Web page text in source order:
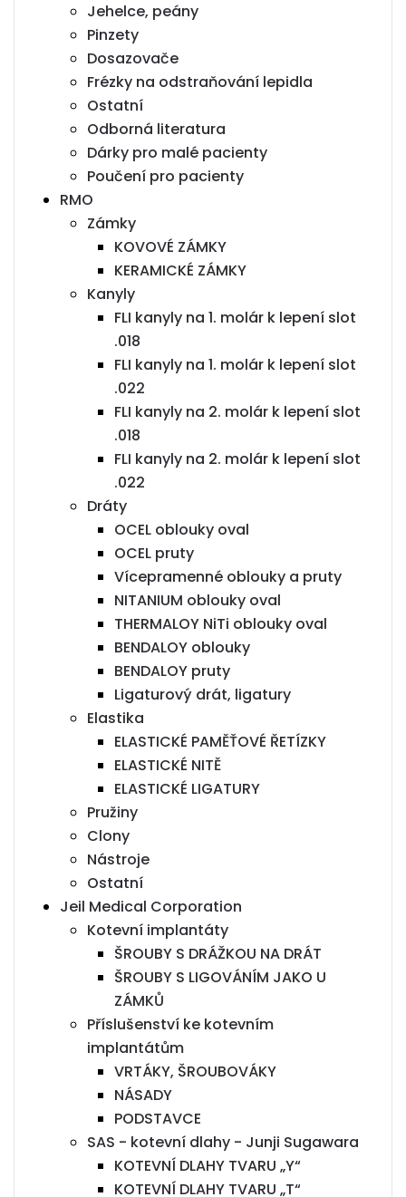
Jehelce, peány
Pinzety
Dosazovače
Frézky na odstraňování lepidla
Ostatní
Odborná literatura
Dárky pro malé pacienty
Poučení pro pacienty
RMO
Zámky
KOVOVÉ ZÁMKY
KERAMICKÉ ZÁMKY
Kanyly
FLI kanyly na 1. molár k lepení slot
.018
FLI kanyly na 1. molár k lepení slot
.022
FLI kanyly na 2. molár k lepení slot
.018
FLI kanyly na 2. molár k lepení slot
.022
Dráty
OCEL oblouky oval
OCEL pruty
Vícepramenné oblouky a pruty
NITANIUM oblouky oval
THERMALOY NiTi oblouky oval
BENDALOY oblouky
BENDALOY pruty
Ligaturový drát, ligatury
Elastika
ELASTICKÉ PAMĚŤOVÉ ŘETÍZKY
ELASTICKÉ NITĚ
ELASTICKÉ LIGATURY
Pružiny
Clony
Nástroje
Ostatní
Jeil Medical Corporation
Kotevní implantáty
ŠROUBY S DRÁŽKOU NA DRÁT
ŠROUBY S LIGOVÁNÍM JAKO U
ZÁMKŮ
Příslušenství ke kotevním
implantátům
VRTÁKY, ŠROUBOVÁKY
NÁSADY
PODSTAVCE
SAS - kotevní dlahy - Junji Sugawara
KOTEVNÍ DLAHY TVARU „Y“
KOTEVNÍ DLAHY TVARU „T“